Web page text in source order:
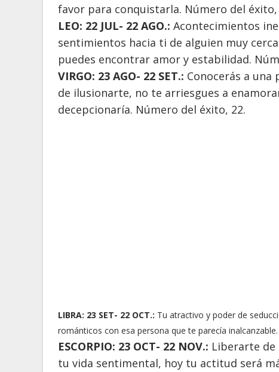
favor para conquistarla. Número del éxito,
LEO: 22 JUL- 22 AGO.: Acontecimientos
sentimientos hacia ti de alguien muy
puedes encontrar amor y estabilidad.
VIRGO: 23 AGO- 22 SET.: Conocerás a
de ilusionarte, no te arriesgues a
decepcionaría. Número del éxito, 22.
LIBRA: 23 SET- 22 OCT.: Tu atractivo y poder de
románticos con esa persona que te parecía
ESCORPIO: 23 OCT- 22 NOV.: Liberarte
tu vida sentimental, hoy tu actitud será